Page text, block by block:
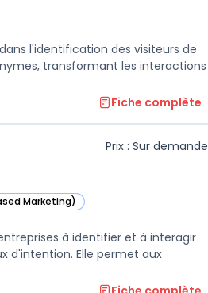
l'identification des visiteurs de
transformant les interactions
Fiche complète
Prix : Sur demande
Marketing)
à identifier et à interagir
d'intention. Elle permet aux